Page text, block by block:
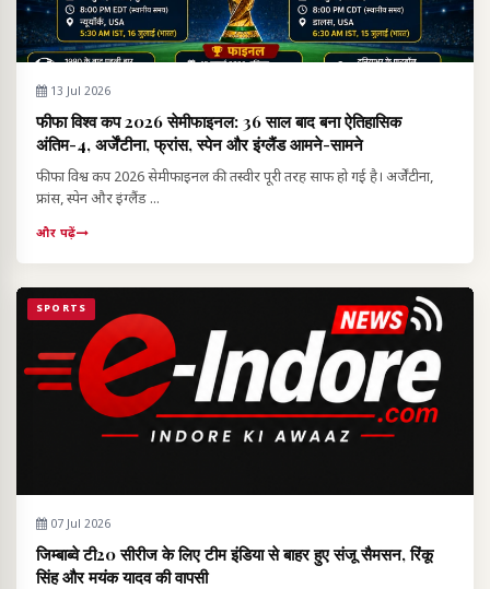
13 Jul 2026
फीफा विश्व कप 2026 सेमीफाइनल: 36 साल बाद बना ऐतिहासिक
अंतिम-4, अर्जेंटीना, फ्रांस, स्पेन और इंग्लैंड आमने-सामने
फीफा विश्व कप 2026 सेमीफाइनल की तस्वीर पूरी तरह साफ हो गई है। अर्जेंटीना,
फ्रांस, स्पेन और इंग्लैंड ...
और पढ़ें
SPORTS
07 Jul 2026
जिम्बाब्वे टी20 सीरीज के लिए टीम इंडिया से बाहर हुए संजू सैमसन, रिंकू
सिंह और मयंक यादव की वापसी